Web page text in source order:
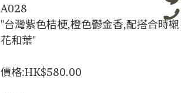
A028
"台灣紫色桔梗,橙色鬱金香,配搭合時襯
花和葉"
價格:HK$580.00